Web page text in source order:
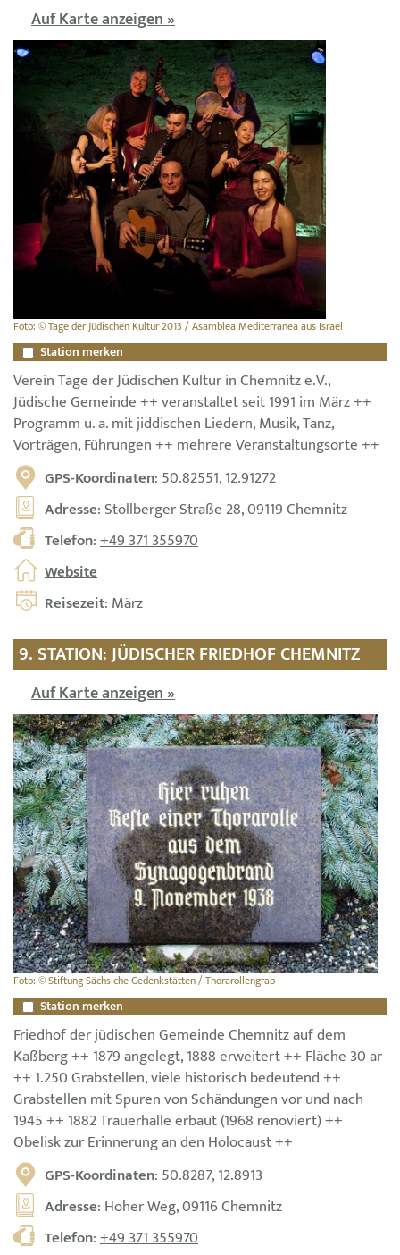
Auf Karte anzeigen »
Foto: © Tage der Jüdischen Kultur 2013 / Asamblea Mediterranea aus Israel
Station merken
Verein Tage der Jüdischen Kultur in Chemnitz e.V.,
Jüdische Gemeinde ++ veranstaltet seit 1991 im März ++
Programm u. a. mit jiddischen Liedern, Musik, Tanz,
Vorträgen, Führungen ++ mehrere Veranstaltungsorte ++
GPS-Koordinaten: 50.82551, 12.91272
Adresse: Stollberger Straße 28, 09119 Chemnitz
Telefon:+49 371 355970
Website
Reisezeit: März
9. STATION: JÜDISCHER FRIEDHOF CHEMNITZ
Auf Karte anzeigen »
Foto: © Stiftung Sächsiche Gedenkstätten / Thorarollengrab
Station merken
Friedhof der jüdischen Gemeinde Chemnitz auf dem
Kaßberg ++ 1879 angelegt, 1888 erweitert ++ Fläche 30 ar
++ 1.250 Grabstellen, viele historisch bedeutend ++
Grabstellen mit Spuren von Schändungen vor und nach
1945 ++ 1882 Trauerhalle erbaut (1968 renoviert) ++
Obelisk zur Erinnerung an den Holocaust ++
GPS-Koordinaten: 50.8287, 12.8913
Adresse: Hoher Weg, 09116 Chemnitz
Telefon:+49 371 355970